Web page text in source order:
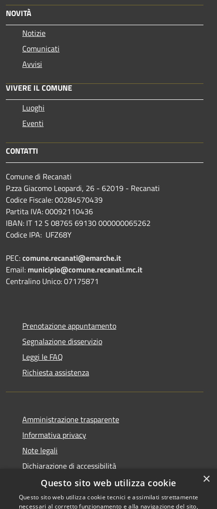
NOVITÀ
Notizie
Comunicati
Avvisi
VIVERE IL COMUNE
Luoghi
Eventi
CONTATTI
Comune di Recanati
P.zza Giacomo Leopardi, 26 - 62019 - Recanati
Codice Fiscale: 00284570439
Partita IVA: 00092110436
IBAN: IT 12 S 08765 69130 000000065262
Codice IPA: UFZ68Y
PEC:comune.recanati@emarche.it
Email: municipio@comune.recanati.mc.it
Centralino Unico: 07175871
Prenotazione appuntamento
Segnalazione disservizio
Leggi le FAQ
Richiesta assistenza
Amministrazione trasparente
Informativa privacy
Note legali
Dichiarazione di accessibilità
×
Questo sito web utilizza cookie
Questo sito web utilizza cookie tecnici e assimilati strettamente
necessari al corretto funzionamento e alla navigazione del sito,